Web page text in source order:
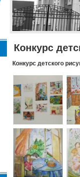
Конкурс
Конкурс детского